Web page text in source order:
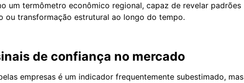
um termômetro econômico regional, capaz de revelar padrões
ou transformação estrutural ao longo do tempo.
de confiança no mercado
empresas é um indicador frequentemente subestimado, mas